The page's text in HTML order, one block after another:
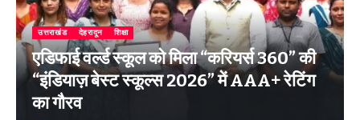
उत्तराखंड देहरादून शिक्षा
एडिफाई वर्ल्ड स्कूल को मिला “करियर्स 360” की
“इंडियाज़ बेस्ट स्कूल्स 2026” में AAA+ रेटिंग
का गौरव